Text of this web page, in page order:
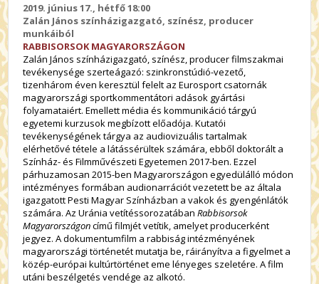
2019. június 17., hétfő 18:00
Zalán János színházigazgató, színész, producer
munkáiból
RABBISORSOK MAGYARORSZÁGON
Zalán János színházigazgató, színész, producer filmszakmai
tevékenysége szerteágazó: szinkronstúdió-vezető,
tizenhárom éven keresztül felelt az Eurosport csatornák
magyarországi sportkommentátori adások gyártási
folyamataiért. Emellett média és kommunikáció tárgyú
egyetemi kurzusok megbízott előadója. Kutatói
tevékenységének tárgya az audiovizuális tartalmak
elérhetővé tétele a látássérültek számára, ebből doktorált a
Színház- és Filmművészeti Egyetemen 2017-ben. Ezzel
párhuzamosan 2015-ben Magyarországon egyedülálló módon
intézményes formában audionarrációt vezetett be az általa
igazgatott Pesti Magyar Színházban a vakok és gyengénlátók
számára. Az Uránia vetítéssorozatábanRabbisorsok
Magyarországoncímű filmjét vetítik, amelyet producerként
jegyez. A dokumentumfilm a rabbiság intézményének
magyarországi történetét mutatja be, ráirányítva a figyelmet a
közép-európai kultúrtörténet eme lényeges szeletére. A film
utáni beszélgetés vendége az alkotó.